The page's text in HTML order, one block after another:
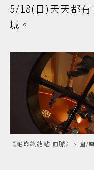
5/18(日)天天都
城。
《絕命終結站 血脈》。圖/